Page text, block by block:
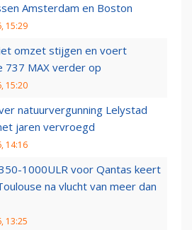
Amsterdam en Boston
15:29
omzet stijgen en voert
737 MAX verder op
15:20
natuurvergunning Lelystad
jaren vervroegd
14:16
1000ULR voor Qantas keert
na vlucht van meer dan
13:25